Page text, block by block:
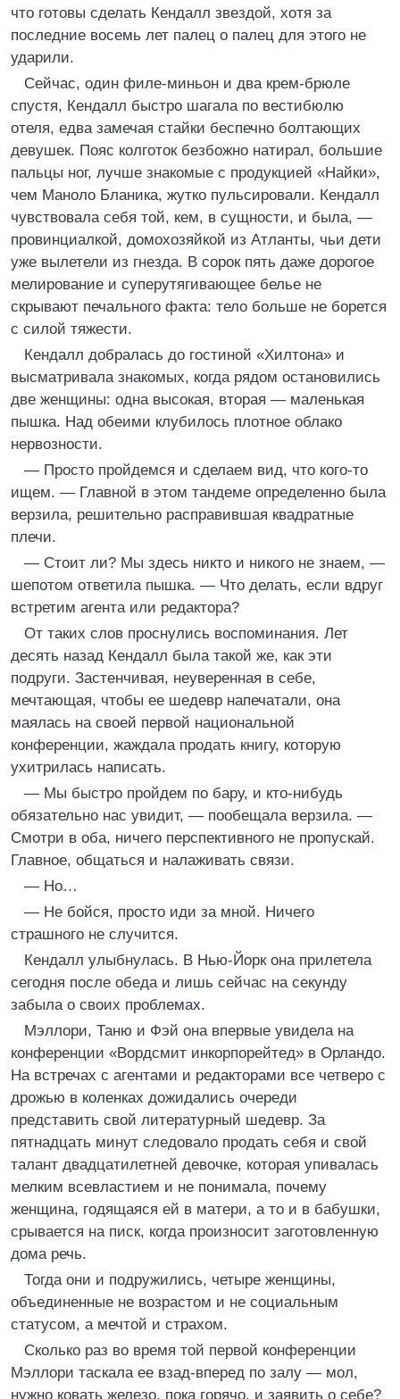
что готовы сделать Кендалл звездой, хотя за
последние восемь лет палец о палец для этого не
ударили.
Сейчас, один филе-миньон и два крем-брюле
спустя, Кендалл быстро шагала по вестибюлю
отеля, едва замечая стайки беспечно болтающих
девушек. Пояс колготок безбожно натирал, большие
пальцы ног, лучше знакомые с продукцией «Найки»,
чем Маноло Бланика, жутко пульсировали. Кендалл
чувствовала себя той, кем, в сущности, и была, —
провинциалкой, домохозяйкой из Атланты, чьи дети
уже вылетели из гнезда. В сорок пять даже дорогое
мелирование и суперутягивающее белье не
скрывают печального факта: тело больше не борется
с силой тяжести.
Кендалл добралась до гостиной «Хилтона» и
высматривала знакомых, когда рядом остановились
две женщины: одна высокая, вторая — маленькая
пышка. Над обеими клубилось плотное облако
нервозности.
— Просто пройдемся и сделаем вид, что кого-то
ищем. — Главной в этом тандеме определенно была
верзила, решительно расправившая квадратные
плечи.
— Стоит ли? Мы здесь никто и никого не знаем, —
шепотом ответила пышка. — Что делать, если вдруг
встретим агента или редактора?
От таких слов проснулись воспоминания. Лет
десять назад Кендалл была такой же, как эти
подруги. Застенчивая, неуверенная в себе,
мечтающая, чтобы ее шедевр напечатали, она
маялась на своей первой национальной
конференции, жаждала продать книгу, которую
ухитрилась написать.
— Мы быстро пройдем по бару, и кто-нибудь
обязательно нас увидит, — пообещала верзила. —
Смотри в оба, ничего перспективного не пропускай.
Главное, общаться и налаживать связи.
— Но…
— Не бойся, просто иди за мной. Ничего
страшного не случится.
Кендалл улыбнулась. В Нью-Йорк она прилетела
сегодня после обеда и лишь сейчас на секунду
забыла о своих проблемах.
Мэллори, Таню и Фэй она впервые увидела на
конференции «Вордсмит инкорпорейтед» в Орландо.
На встречах с агентами и редакторами все четверо с
дрожью в коленках дожидались очереди
представить свой литературный шедевр. За
пятнадцать минут следовало продать себя и свой
талант двадцатилетней девочке, которая упивалась
мелким всевластием и не понимала, почему
женщина, годящаяся ей в матери, а то и в бабушки,
срывается на писк, когда произносит заготовленную
дома речь.
Тогда они и подружились, четыре женщины,
объединенные не возрастом и не социальным
статусом, а мечтой и страхом.
Сколько раз во время той первой конференции
Мэллори таскала ее взад-вперед по залу — мол,
нужно ковать железо, пока горячо, и заявить о себе?